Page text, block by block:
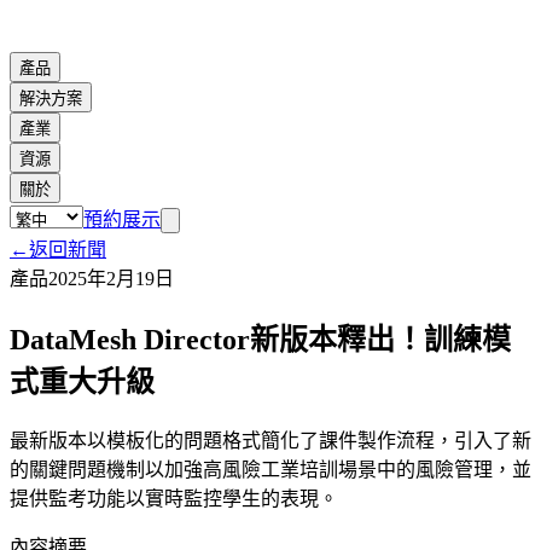
產品
解決方案
產業
資源
關於
預約展示
←返回新聞
產品2025年2月19日
DataMesh Director新版本釋出！訓練模
式重大升級
最新版本以模板化的問題格式簡化了課件製作流程，引入了新
的關鍵問題機制以加強高風險工業培訓場景中的風險管理，並
提供監考功能以實時監控學生的表現。